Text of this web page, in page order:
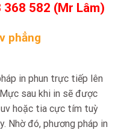
368 582 (Mr Lâm)
phẳng
in phun trực tiếp lên
sau khi in sẽ được
uv hoặc tia cực tím tuỳ
Nhờ đó, phương pháp in